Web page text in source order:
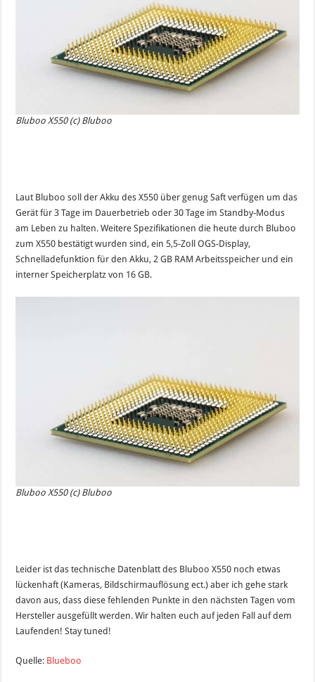
Bluboo X550 (c) Bluboo
Laut Bluboo soll der Akku des X550 über genug Saft verfügen um das
Gerät für 3 Tage im Dauerbetrieb oder 30 Tage im Standby-Modus
am Leben zu halten. Weitere Spezifikationen die heute durch Bluboo
zum X550 bestätigt wurden sind, ein 5,5-Zoll OGS-Display,
Schnelladefunktion für den Akku, 2 GB RAM Arbeitsspeicher und ein
interner Speicherplatz von 16 GB.
Bluboo X550 (c) Bluboo
Leider ist das technische Datenblatt des Bluboo X550 noch etwas
lückenhaft (Kameras, Bildschirmauflösung ect.) aber ich gehe stark
davon aus, dass diese fehlenden Punkte in den nächsten Tagen vom
Hersteller ausgefüllt werden. Wir halten euch auf jeden Fall auf dem
Laufenden! Stay tuned!
Quelle: Blueboo